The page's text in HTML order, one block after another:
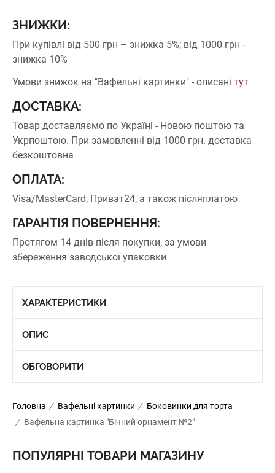
ЗНИЖКИ:
При купівлі від 500 грн – знижка 5%; від 1000 грн -
знижка 10%
Умови знижок на "Вафельні картинки" - описані тут
ДОСТАВКА:
Товар доставляємо по Україні - Новою поштою та
Укрпоштою. При замовленні від 1000 грн. доставка
безкоштовна
ОПЛАТА:
Visa/MasterCard, Приват24, а також післяплатою
ГАРАНТІЯ ПОВЕРНЕННЯ:
Протягом 14 днів після покупки, за умови
збереження заводської упаковки
ХАРАКТЕРИСТИКИ
ОПИС
ОБГОВОРИТИ
Головна / Вафельні картинки / Боковинки для торта
/ Вафельна картинка "Бічний орнамент №2"
ПОПУЛЯРНІ ТОВАРИ МАГАЗИНУ